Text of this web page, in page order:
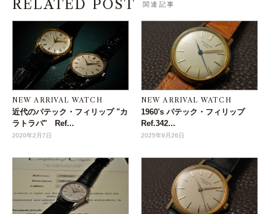
RELATED POST 関連記事
NEW ARRIVAL WATCH
近代のパテック・フィリップ "カ
ラトラバ" Ref...
2020年2月7日
NEW ARRIVAL WATCH
1960's パテック・フィリップ
Ref.342...
2025年9月26日